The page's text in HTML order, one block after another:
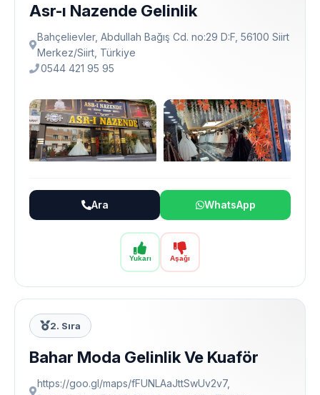
Yukarı Aşağı
Asr-ı Nazende Gelinlik
Bahçelievler, Abdullah Bağış Cd. no:29 D:F, 56100 Siirt
Merkez/Siirt, Türkiye
0544 421 95 95
Ara WhatsApp
2. Sıra
Bahar Moda Gelinlik Ve Kuaför
https://goo.gl/maps/fFUNLAaJttSwUv2v7,